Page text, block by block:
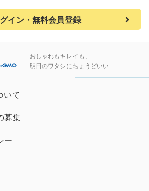
イン・無料会員登録
おしゃれもキレイも、
明日のワタシにちょうどいい
いて
募集
ー